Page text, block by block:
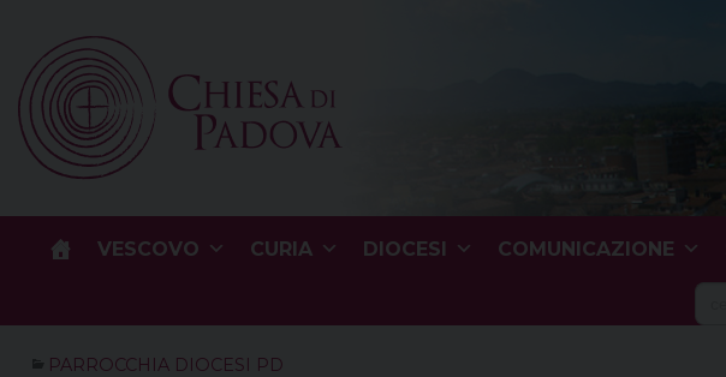
content
VESCOVO CURIA DIOCESI COMUNICAZIONE
PARROCCHIA DIOCESI PD